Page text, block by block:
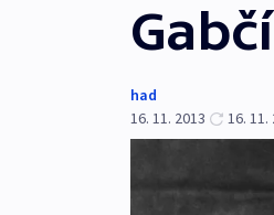
had
16. 11. 2013
16. 11.